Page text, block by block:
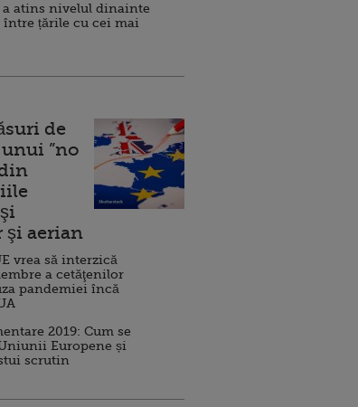
a atins nivelul dinainte
între țările cu cei mai
de
”no
şi aerian
vrea să interzică
a cetăţenilor
pandemiei încă
2019: Cum se
Europene și
scrutin